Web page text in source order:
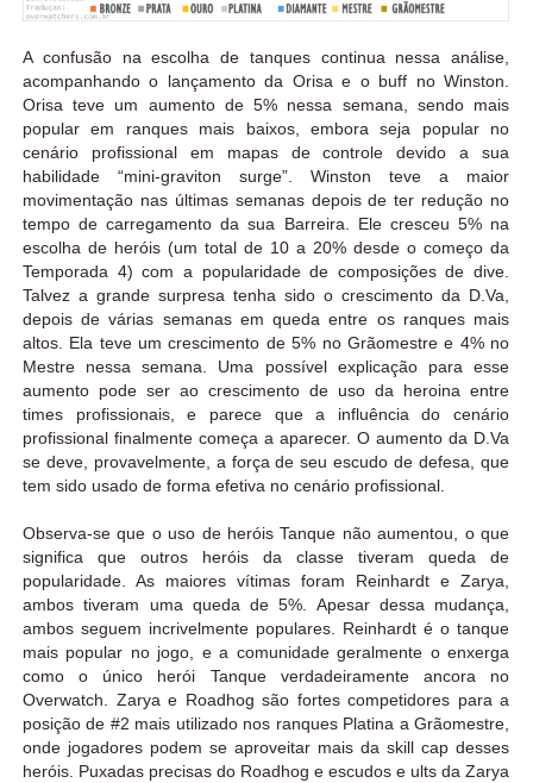
A confusão na escolha de tanques continua nessa análise,
acompanhando o lançamento da Orisa e o buff no Winston.
Orisa teve um aumento de 5% nessa semana, sendo mais
popular em ranques mais baixos, embora seja popular no
cenário profissional em mapas de controle devido a sua
habilidade “mini-graviton surge”. Winston teve a maior
movimentação nas últimas semanas depois de ter redução no
tempo de carregamento da sua Barreira. Ele cresceu 5% na
escolha de heróis (um total de 10 a 20% desde o começo da
Temporada 4) com a popularidade de composições de dive.
Talvez a grande surpresa tenha sido o crescimento da D.Va,
depois de várias semanas em queda entre os ranques mais
altos. Ela teve um crescimento de 5% no Grãomestre e 4% no
Mestre nessa semana. Uma possível explicação para esse
aumento pode ser ao crescimento de uso da heroina entre
times profissionais, e parece que a influência do cenário
profissional finalmente começa a aparecer. O aumento da D.Va
se deve, provavelmente, a força de seu escudo de defesa, que
tem sido usado de forma efetiva no cenário profissional.
Observa-se que o uso de heróis Tanque não aumentou, o que
significa que outros heróis da classe tiveram queda de
popularidade. As maiores vítimas foram Reinhardt e Zarya,
ambos tiveram uma queda de 5%. Apesar dessa mudança,
ambos seguem incrivelmente populares. Reinhardt é o tanque
mais popular no jogo, e a comunidade geralmente o enxerga
como o único herói Tanque verdadeiramente ancora no
Overwatch. Zarya e Roadhog são fortes competidores para a
posição de #2 mais utilizado nos ranques Platina a Grãomestre,
onde jogadores podem se aproveitar mais da skill cap desses
heróis. Puxadas precisas do Roadhog e escudos e ults da Zarya